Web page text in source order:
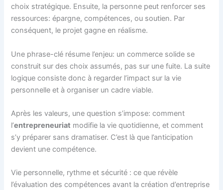
choix stratégique. Ensuite, la personne peut renforcer ses
ressources: épargne, compétences, ou soutien. Par
conséquent, le projet gagne en réalisme.
Une phrase-clé résume l’enjeu: un commerce solide se
construit sur des choix assumés, pas sur une fuite. La suite
logique consiste donc à regarder l’impact sur la vie
personnelle et à organiser un cadre viable.
Après les valeurs, une question s’impose: comment
l’entrepreneuriat modifie la vie quotidienne, et comment
s’y préparer sans dramatiser. C’est là que l’anticipation
devient une compétence.
Vie personnelle, rythme et sécurité : ce que révèle
l’évaluation des compétences avant la création d’entreprise